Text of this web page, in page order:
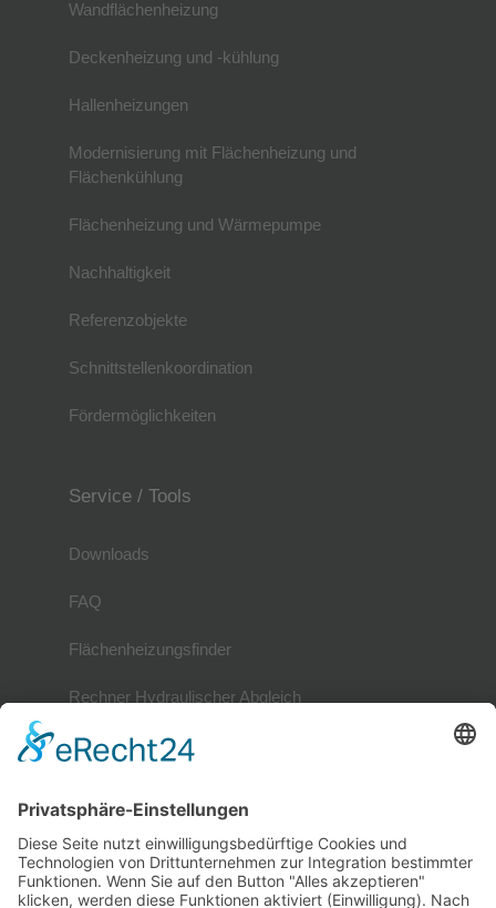
Wandflächenheizung
Deckenheizung und -kühlung
Hallenheizungen
Modernisierung mit Flächenheizung und
Flächenkühlung
Flächenheizung und Wärmepumpe
Nachhaltigkeit
Referenzobjekte
Schnittstellenkoordination
Fördermöglichkeiten
Service / Tools
Downloads
FAQ
Flächenheizungsfinder
Rechner Hydraulischer Abgleich
Mitglieder
Mitgliederverzeichnis